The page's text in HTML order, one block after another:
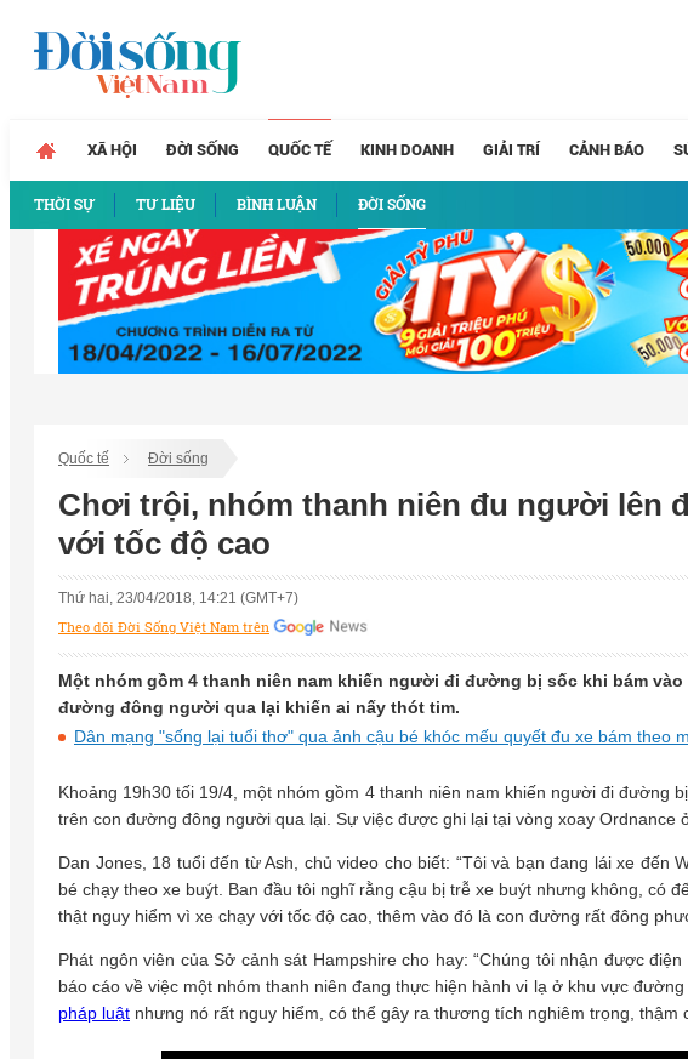
XÃ HỘI ĐỜI SỐNG QUỐC TẾ
THỜI SỰ TƯ LIỆU BÌNH LUẬN ĐỜI SỐNG
KINH DOANH GIẢI TRÍ CẢNH BÁO
Quốc tế Đời sống
Chơi trội, nhóm thanh niên đu người lên
với tốc độ cao
Thứ hai, 23/04/2018, 14:21 (GMT+7)
Theo dõi Đời Sống Việt Nam trên
Một nhóm gồm 4 thanh niên nam khiến người đi đường bị sốc khi bám
đường đông người qua lại khiến ai nấy thót tim.
Dân mạng "sống lại tuổi thơ" qua ảnh cậu bé khóc mếu quyết đu xe bám theo
Khoảng 19h30 tối 19/4, một nhóm gồm 4 thanh niên nam khiến người đi đường
trên con đường đông người qua lại. Sự việc được ghi lại tại vòng xoay Ordnance
Dan Jones, 18 tuổi đến từ Ash, chủ video cho biết: “Tôi và bạn đang lái xe đến
bé chạy theo xe buýt. Ban đầu tôi nghĩ rằng cậu bị trễ xe buýt nhưng không, có
thật nguy hiểm vì xe chạy với tốc độ cao, thêm vào đó là con đường rất đông
Phát ngôn viên của Sở cảnh sát Hampshire cho hay: “Chúng tôi nhận được
báo cáo về việc một nhóm thanh niên đang thực hiện hành vi lạ ở khu vực
pháp luật nhưng nó rất nguy hiểm, có thể gây ra thương tích nghiêm trọng, thậm